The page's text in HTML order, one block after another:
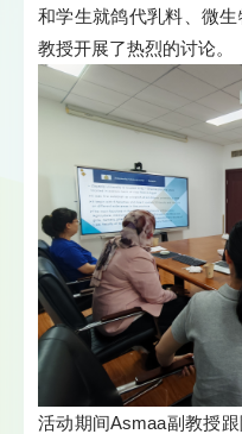
和学生就鸽代乳料、微
教授开展了热烈的讨论。
活动期间Asmaa副教授